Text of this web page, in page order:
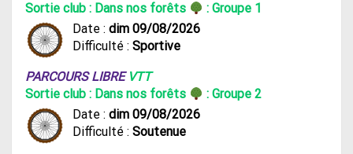
Sortie club : Dans nos forêts
: Groupe 1
Date : dim 09/08/2026
Difficulté : Sportive
PARCOURS LIBRE VTT
Sortie club : Dans nos forêts
: Groupe 2
Date : dim 09/08/2026
Difficulté : Soutenue